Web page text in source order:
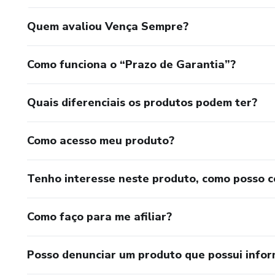
Não perca mais tempo, dê o primeiro passo em direção
você. Conte com Deyvid Stanley Queiroz de Oliveira
Quem avaliou Vença Sempre?
Como funciona o “Prazo de Garantia”?
Quais diferenciais os produtos podem ter?
Como acesso meu produto?
Tenho interesse neste produto, como posso
Como faço para me afiliar?
Posso denunciar um produto que possui